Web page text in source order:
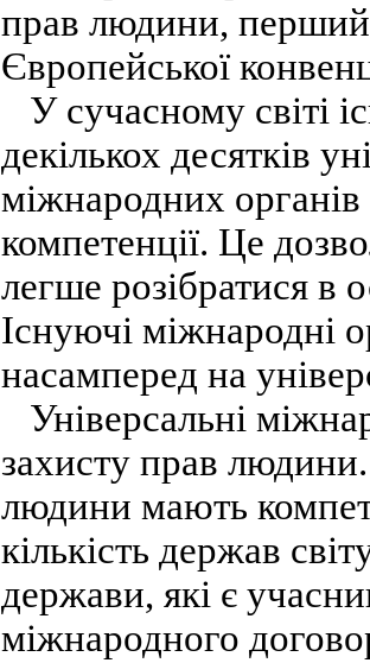
прав людини, перший
Європейської
У сучасному світі
декількох десятків
міжнародних
компетенції. Це
легше розібратися в
Існуючі міжнародні
насамперед на
Універсальні
захисту прав людини.
людини мають
кількість держав
держави, які є
міжнародного